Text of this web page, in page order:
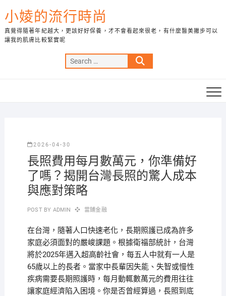
to
content
小婈的流行時尚
真覺得隨著年紀越大，更該好好保養，才不會看起來很老，有什麼醫美撇步可以
讓我的肌膚比較緊實呢
Search
…
2026-04-30
長照費用每月數萬元，你準備好
了嗎？揭開台灣長照的驚人成本
與應對策略
POST BY ADMIN 當鋪金融
在台灣，隨著人口快速老化，長期照護已成為許多
家庭必須面對的嚴峻課題。根據衛福部統計，台灣
將於2025年邁入超高齡社會，每五人中就有一人是
65歲以上的長者。當家中長輩因失能、失智或慢性
疾病需要長期照護時，每月動輒數萬元的費用往往
讓家庭經濟陷入困境。你是否曾經算過，長照到底